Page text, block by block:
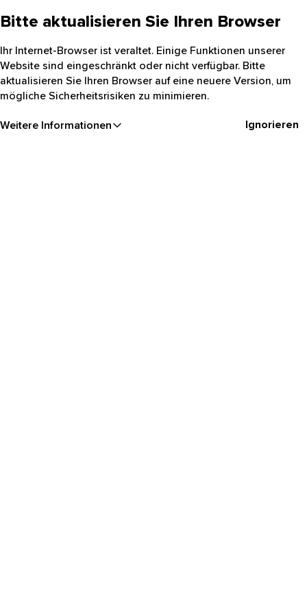
Bitte aktualisieren Sie Ihren Browser
Ihr Internet-Browser ist veraltet. Einige Funktionen unserer
Website sind eingeschränkt oder nicht verfügbar. Bitte
aktualisieren Sie Ihren Browser auf eine neuere Version, um
mögliche Sicherheitsrisiken zu minimieren.
Weitere Informationen Ignorieren